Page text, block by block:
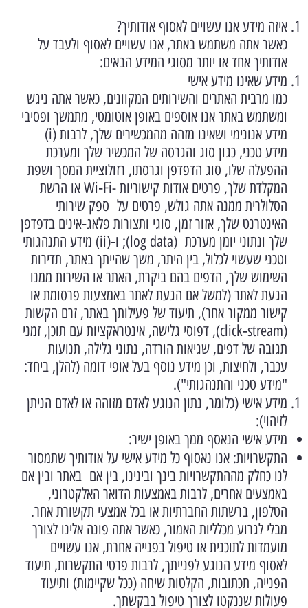
איזה מידע אנו עשויים לאסוף אודותיך?
כאשר אתה משתמש באתר, אנו עשויים לאסוף ולעבד על
אודותיך אחד או יותר מסוגי המידע הבאים:
מידע שאינו מידע אישי
כמו מרבית האתרים והשירותים המקוונים, כאשר אתה ניגש
ומשתמש באתר אנו אוספים באופן אוטומטי, מתמשך ופסיבי
מידע אנונימי ושאינו מזהה מהמכשירים שלך, לרבות (i)
מידע טכני, כגון סוג והגרסה של המכשיר שלך ומערכת
ההפעלה שלו, סוג הדפדפן וגרסתו, רזולוציית המסך ושפת
המקלדת שלך, פרטים אודות קישוריות -Wi‑Fi או הרשת
הסלולרית ממנה אתה גולש, פרטים על ספק שירותי
האינטרנט שלך, אזור זמן, סוגי ותצורות פלאג‑אינים בדפדפן
שלך ונתוני יומן מערכת (log data); ו‑(ii) מידע התנהגותי
וטכני שעשוי לכלול, בין היתר, משך שהייתך באתר, תדירות
השימוש שלך, הדפים בהם ביקרת, האתר או השירות ממנו
הגעת לאתר (למשל אם הגעת לאתר באמצעות פרסומת או
קישור ממקור אחר), תיעוד של פעילותך באתר, זרם הקשות
(click‑stream), דפוסי גלישה, אינטראקציות עם תוכן, זמני
תגובה של דפים, שגיאות הורדה, נתוני גלילה, תנועות
עכבר, ולחיצות, וכן מידע נוסף בעל אופי דומה (להלן, ביחד:
"מידע טכני והתנהגותי").
מידע אישי (כלומר, נתון הנוגע לאדם מזוהה או לאדם הניתן
לזיהוי):
מידע אישי הנאסף ממך באופן ישיר:
התקשרויות: אנו נאסוף כל מידע אישי על אודותיך שתמסור
לנו כחלק מההתקשרויות בינך ובינינו, בין אם באתר ובין אם
באמצעים אחרים, לרבות באמצעות הדואר האלקטרוני,
הטלפון, ברשתות החברתיות או בכל אמצעי תקשורת אחר.
מבלי לגרוע מכלליות האמור, כאשר אתה פונה אלינו לצורך
מועמדות לתוכנית או טיפול בפנייה אחרת, אנו עשויים
לאסוף מידע הנוגע לפנייתך, לרבות פרטי התקשרות, תיעוד
הפנייה, תכתובות, הקלטות שיחה (ככל שקיימות) ותיעוד
פעולות שננקטו לצורך טיפול בבקשתך.